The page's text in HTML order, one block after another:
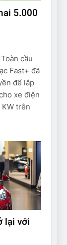
5.000
cầu
Fast+ đã
để lắp
xe điện
trên
lại với